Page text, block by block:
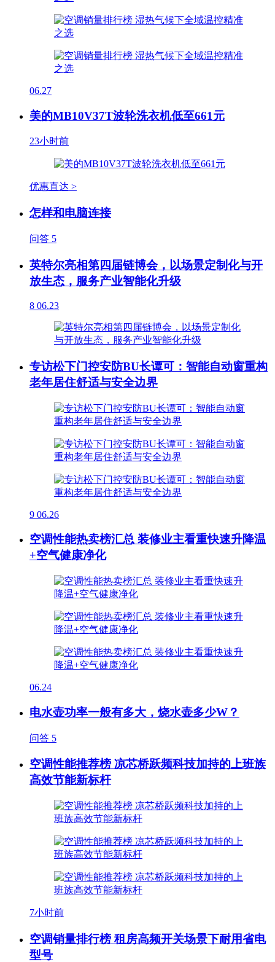
06.27
美的MB10V37T波轮洗衣机低至661元
23小时前
优惠直达 >
怎样和电脑连接
问答 5
英特尔亮相第四届链博会，以场景定制化与开
放生态，服务产业智能化升级
8 06.23
专访松下门控安防BU长谭可：智能自动窗重构
老年居住舒适与安全边界
9 06.26
空调性能热卖榜汇总 装修业主看重快速升降温
+空气健康净化
06.24
电水壶功率一般有多大，烧水壶多少W？
问答 5
空调性能推荐榜 凉芯桥跃频科技加持的上班族
高效节能新标杆
7小时前
空调销量排行榜 租房高频开关场景下耐用省电
型号